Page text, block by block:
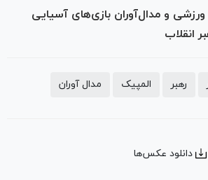
ورزشی و مدال‌آوران بازی‌های آسیایی
انقلاب
رهبر المپیک مدال آوران
دانلود عکس‌ها